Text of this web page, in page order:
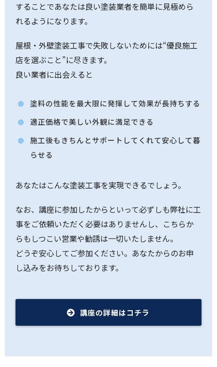
することであなたは良い塗装業者を簡単に見極めら
れるようになります。
屋根・外壁塗装工事で失敗しないためには“優良施工
店を選ぶこと”に尽きます。
良い業者に出会えると
塗料の性能を最大限に発揮して効果が長持ちする
適正価格で美しい外観に満足できる
施工後もきちんとサポートしてくれて安心して暮
らせる
あなたはこんな塗装工事を実現できるでしょう。
なお、講座に参加したからといって必ずしも弊社に工
事をご依頼いただく必要はありませんし、こちらか
らもしつこい営業や勧誘は一切いたしません。
どうぞ安心してご参加ください。あなたからのお申
し込みをお待ちしております。
講座の詳細はコチラ